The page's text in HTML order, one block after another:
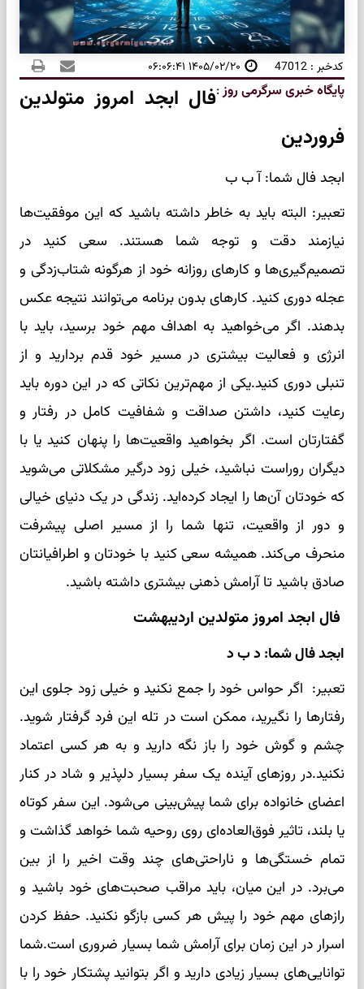
کدخبر : 47012 ۱۴۰۵/۰۲/۲۰ ۰۶:۰۶:۴۱
پایگاه خبری سرگرمی روز:فال ابجد امروز متولدین
فروردین
ابجد فال شما: آ ب ب
تعبیر: البته باید به خاطر داشته باشید که این موفقیت‌ها
نیازمند دقت و توجه شما هستند. سعی کنید در
تصمیم‌گیری‌ها و کارهای روزانه خود از هرگونه شتاب‌زدگی و
عجله دوری کنید. کارهای بدون برنامه می‌توانند نتیجه عکس
بدهند. اگر می‌خواهید به اهداف مهم خود برسید، باید با
انرژی و فعالیت بیشتری در مسیر خود قدم بردارید و از
تنبلی دوری کنید.یکی از مهم‌ترین نکاتی که در این دوره باید
رعایت کنید، داشتن صداقت و شفافیت کامل در رفتار و
گفتارتان است. اگر بخواهید واقعیت‌ها را پنهان کنید یا با
دیگران روراست نباشید، خیلی زود درگیر مشکلاتی می‌شوید
که خودتان آن‌ها را ایجاد کرده‌اید. زندگی در یک دنیای خیالی
و دور از واقعیت، تنها شما را از مسیر اصلی پیشرفت
منحرف می‌کند. همیشه سعی کنید با خودتان و اطرافیانتان
صادق باشید تا آرامش ذهنی بیشتری داشته باشید.
فال ابجد امروز متولدین اردیبهشت
ابجد فال شما: د ب د
تعبیر: اگر حواس خود را جمع نکنید و خیلی زود جلوی این
رفتارها را نگیرید، ممکن است در تله این فرد گرفتار شوید.
چشم و گوش خود را باز نگه دارید و به هر کسی اعتماد
نکنید.در روزهای آینده یک سفر بسیار دلپذیر و شاد در کنار
اعضای خانواده برای شما پیش‌بینی می‌شود. این سفر کوتاه
یا بلند، تاثیر فوق‌العاده‌ای روی روحیه شما خواهد گذاشت و
تمام خستگی‌ها و ناراحتی‌های چند وقت اخیر را از بین
می‌برد. در این میان، باید مراقب صحبت‌های خود باشید و
رازهای مهم خود را پیش هر کسی بازگو نکنید. حفظ کردن
اسرار در این زمان برای آرامش شما بسیار ضروری است.شما
توانایی‌های بسیار زیادی دارید و اگر بتوانید پشتکار خود را با